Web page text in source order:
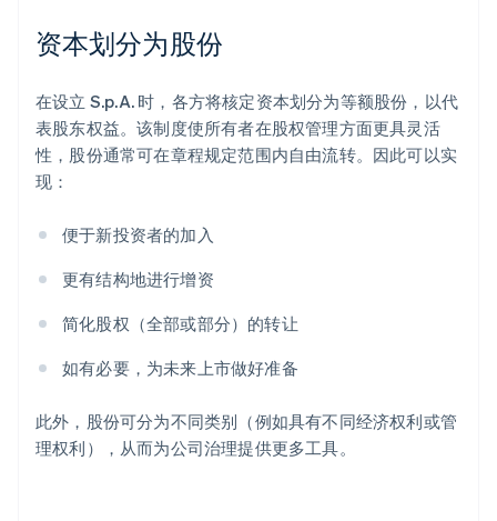
资本划分为股份
在设立 S.p.A. 时，各方将核定资本划分为等额股份，以代
表股东权益。该制度使所有者在股权管理方面更具灵活
性，股份通常可在章程规定范围内自由流转。因此可以实
现：
便于新投资者的加入
更有结构地进行增资
简化股权（全部或部分）的转让
如有必要，为未来上市做好准备
此外，股份可分为不同类别（例如具有不同经济权利或管
理权利），从而为公司治理提供更多工具。